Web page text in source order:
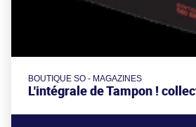
BOUTIQUE SO - MAGAZINES
L'intégrale de Tampon !